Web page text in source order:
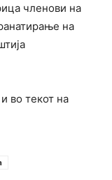
членови на
на
во текот на